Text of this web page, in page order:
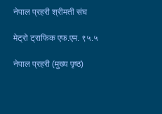
नेपाल प्रहरी श्रीमती संघ
मेट्रो ट्राफिक एफ.एम. ९५.५
नेपाल प्रहरी (मुख्य पृष्ठ)